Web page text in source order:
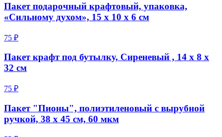
Пакет подарочный крафтовый, упаковка,
«Сильному духом», 15 х 10 х 6 см
75 ₽
Пакет крафт под бутылку, Сиреневый , 14 х 8 х
32 см
75 ₽
Пакет "Пионы", полиэтиленовый с вырубной
ручкой, 38 х 45 см, 60 мкм